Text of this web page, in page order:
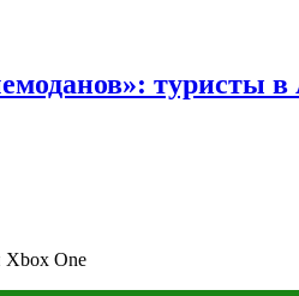
туристы
Xbox One